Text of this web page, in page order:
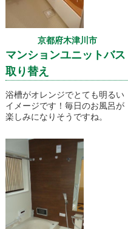
京都府木津川市
マンションユニットバス
取り替え
浴槽がオレンジでとても明るい
イメージです！毎日のお風呂が
楽しみになりそうですね。